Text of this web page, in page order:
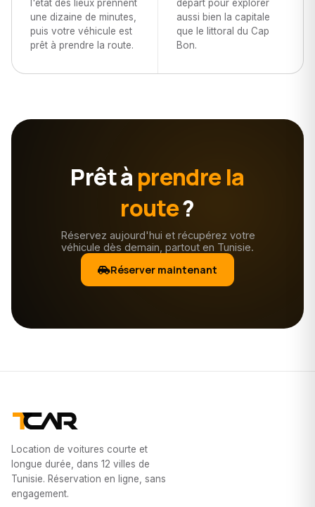
l'état des lieux prennent
une dizaine de minutes,
puis votre véhicule est
prêt à prendre la route.
départ pour explorer
aussi bien la capitale
que le littoral du Cap
Bon.
Prêt à prendre la
route?
Réservez aujourd'hui et récupérez votre
véhicule dès demain, partout en Tunisie.
Réserver maintenant
Location de voitures courte et
longue durée, dans 12 villes de
Tunisie. Réservation en ligne, sans
engagement.